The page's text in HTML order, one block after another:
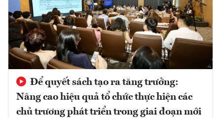
Để quyết sách tạo ra tăng trưởng:
Nâng cao hiệu quả tổ chức thực hiện các
chủ trương phát triển trong giai đoạn mới